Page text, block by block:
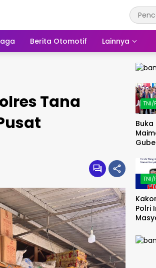
Berita Otomotif Lainnya
Tana
TNI/
Buka
TNI/
Polri